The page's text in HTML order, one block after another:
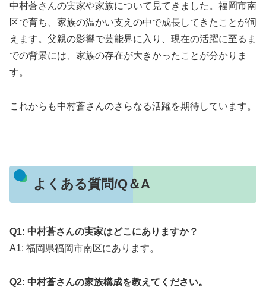
中村蒼さんの実家や家族について見てきました。 福岡市南
区で育ち、家族の温かい支えの中で成長してきたことが伺
えます。 父親の影響で芸能界に入り、現在の活躍に至るま
での背景には、家族の存在が大きかったことが分かりま
す。
これからも中村蒼さんのさらなる活躍を期待しています。
よくある質問/Q＆A
Q1: 中村蒼さんの実家はどこにありますか？
A1: 福岡県福岡市南区にあります。
Q2: 中村蒼さんの家族構成を教えてください。